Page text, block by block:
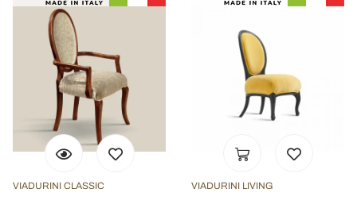
VIADURINI CLASSIC VIADURINI LIVING